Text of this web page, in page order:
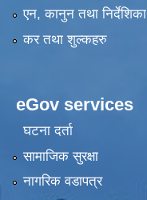
एन, कानुन तथा निर्देशिका
कर तथा शुल्कहरु
eGov services
घटना दर्ता
सामाजिक सुरक्षा
नागरिक वडापत्र